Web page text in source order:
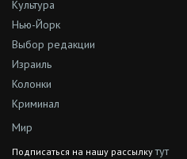
Культура
Нью-Йорк
Выбор редакции
Израиль
Колонки
Криминал
Мир
Подписаться на нашу рассылкутут